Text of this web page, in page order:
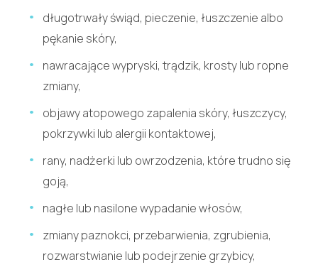
długotrwały świąd, pieczenie, łuszczenie albo
pękanie skóry,
nawracające wypryski, trądzik, krosty lub ropne
zmiany,
objawy atopowego zapalenia skóry, łuszczycy,
pokrzywki lub alergii kontaktowej,
rany, nadżerki lub owrzodzenia, które trudno się
goją,
nagłe lub nasilone wypadanie włosów,
zmiany paznokci, przebarwienia, zgrubienia,
rozwarstwianie lub podejrzenie grzybicy,